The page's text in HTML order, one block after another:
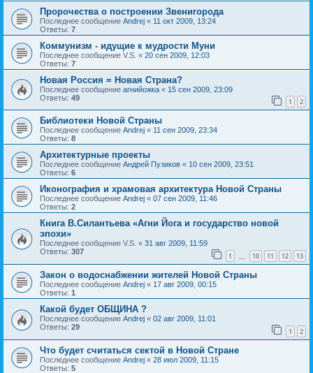
Пророчества о построении Звенигорода
Последнее сообщение Andrej « 11 окт 2009, 13:24
Ответы: 7
Коммунизм - идущие к мудрости Муни
Последнее сообщение V.S. « 20 сен 2009, 12:03
Ответы: 7
Новая Россия = Новая Страна?
Последнее сообщение агнийожка « 15 сен 2009, 23:09
Ответы: 49 1 2
Библиотеки Новой Страны
Последнее сообщение Andrej « 11 сен 2009, 23:34
Ответы: 8
Архитектурные проекты
Последнее сообщение Андрей Пузиков « 10 сен 2009, 23:51
Ответы: 6
Иконография и храмовая архитектура Новой Страны
Последнее сообщение Andrej « 07 сен 2009, 11:46
Ответы: 2
Книга В.Силантьева «Агни Йога и государство новой
эпохи»
Последнее сообщение V.S. « 31 авг 2009, 11:59
Ответы: 307 1 10 11 12 13
Закон о водоснабжении жителей Новой Страны
Последнее сообщение Andrej « 17 авг 2009, 00:15
Ответы: 1
Какой будет ОБЩИНА ?
Последнее сообщение Andrej « 02 авг 2009, 11:01
Ответы: 29 1 2
Что будет считаться сектой в Новой Стране
Последнее сообщение Andrej « 28 июл 2009, 11:15
Ответы: 5